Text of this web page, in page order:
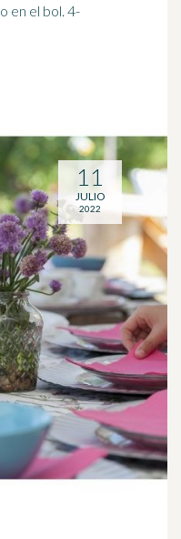
el bol. 4-
11
JULIO
2022